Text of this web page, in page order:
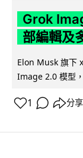
Grok
部編輯及
Elon Musk 旗下
Image 2.0 模型
1 分享